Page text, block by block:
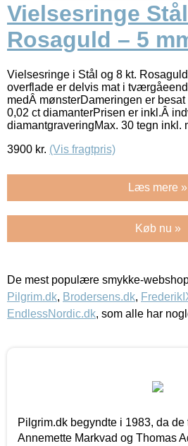
Vielsesringe
Rosaguld – 5
Vielsesringe i Stål og 8 kt.
overflade er delvis mat i
medÂ mønsterDameringen er
0,02 ct diamanterPrisen er inkl.Â
diamantgraveringMax. 30 tegn inkl.
3900 kr. (Vis fragtpris)
Læs mere »
Køb nu »
De mest populære smykke-
Pilgrim.dk, Brodersens.dk,
EndlessNordic.dk, som alle har
Pilgrim.dk begyndte i 1983, da de
Annemette Markvad og Thomas